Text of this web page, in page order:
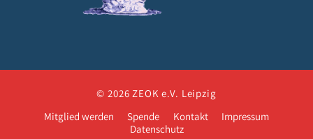
© 2026 ZEOK e.V. Leipzig
Mitglied werden
Spende Kontakt
Impressum
Datenschutz